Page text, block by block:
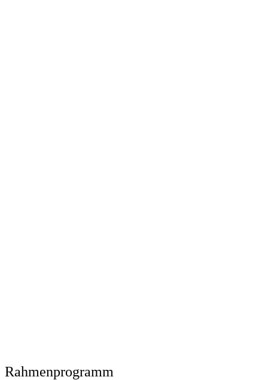
Rahmenprogramm